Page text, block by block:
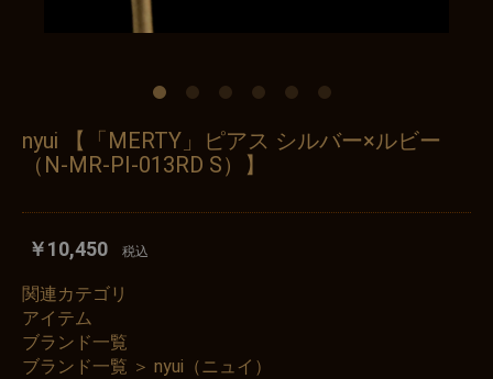
nyui 【「MERTY」ピアス シルバー×ルビー
（N-MR-PI-013RD S）】
￥10,450 税込
関連カテゴリ
アイテム
ブランド一覧
ブランド一覧 ＞ nyui（ニュイ）